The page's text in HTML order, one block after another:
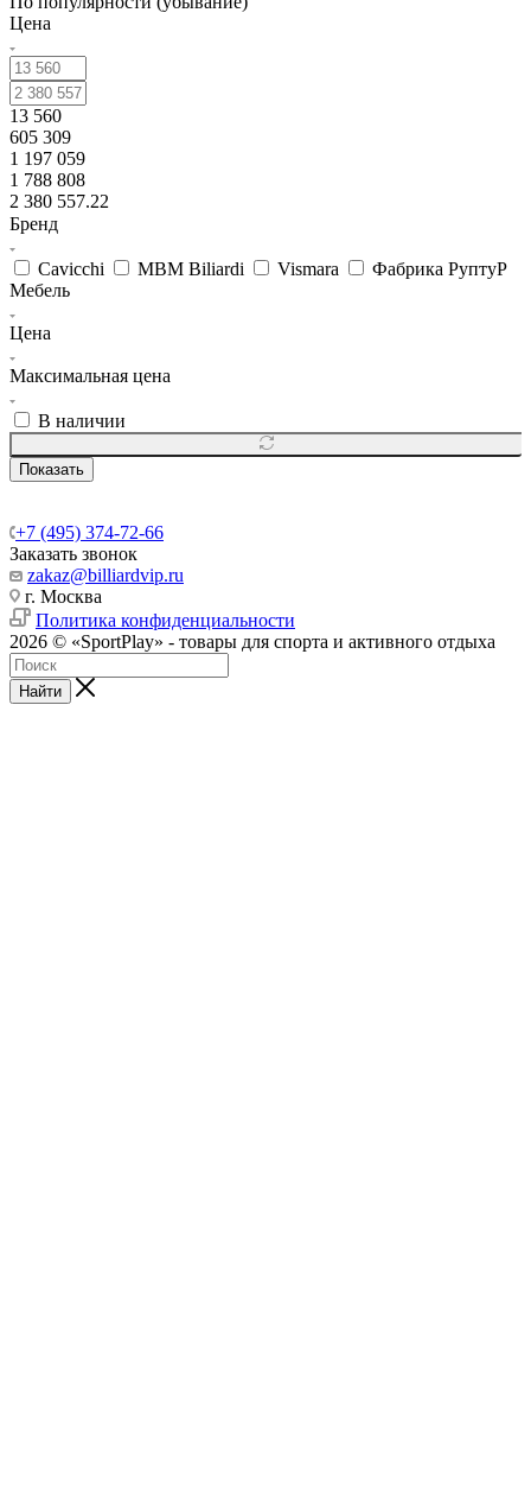
Цена
13 560
605 309
1 197 059
1 788 808
2 380 557.22
Бренд
Cavicchi MBM Biliardi Vismara
Фабрика РуптуР
Мебель
Цена
Максимальная цена
В наличии
Показать
+7 (495) 374-72-66
Заказать звонок
zakaz@billiardvip.ru
г. Москва
Политика конфиденциальности
2026 © «SportPlay» - товары для спорта и активного отдыха
Найти